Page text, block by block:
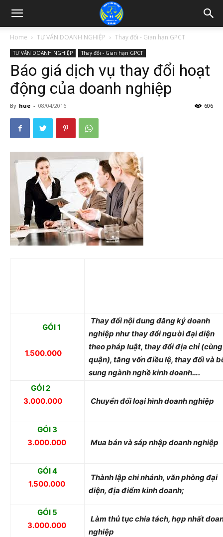
Home TƯ VẤN DOANH NGHIỆP Thay đổi - Gian hạn GPCT
TƯ VẤN DOANH NGHIỆP Thay đổi - Gian hạn GPCT
Báo giá dịch vụ thay đổi hoạt
động của doanh nghiệp
By hue - 08/04/2016 606
GÓI 1
1.500.000
Thay đổi nội dung đăng ký doanh
nghiệp như thay đổi người đại diện
theo pháp luật, thay đổi địa chỉ (cùng
quận), tăng vốn điều lệ, thay đổi và
sung ngành nghề kinh doanh….
GÓI 2
3.000.000
Chuyển đổi loại hình doanh nghiệp
GÓI 3
3.000.000
Mua bán và sáp nhập doanh nghiệp
GÓI 4
1.500.000
Thành lập chi nhánh, văn phòng đại
diện, địa điểm kinh doanh;
GÓI 5
3.000.000
Làm thủ tục chia tách, hợp nhất
nghiệp